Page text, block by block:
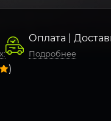
Оплата |
Подробнее
)